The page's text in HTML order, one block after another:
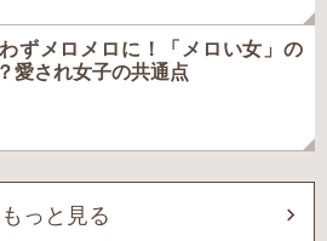
ずメロメロに！「メロい女」の
愛され女子の共通点
もっと見る